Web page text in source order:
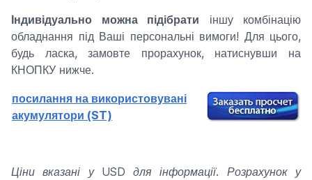
Індивідуально можна підібрати іншу комбінацію
обладнання під Ваші персональні вимоги! Для цього,
будь ласка, замовте прорахунок, натиснувши на
КНОПКУ нижче.
посилання на використовувані
акумулятори (ST)
Ціни вказані у USD для інформації. Розрахунок у